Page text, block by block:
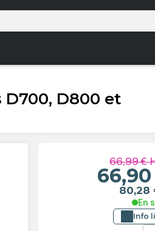
D700, D800 et
66,99 €
80,28
En
Info